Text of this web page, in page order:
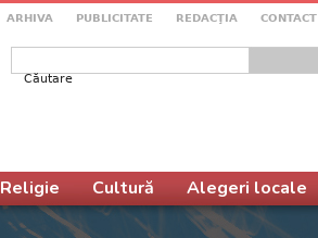
ARHIVA PUBLICITATE REDACŢIA CONTACT
Formular de căutare
Religie Cultură Alegeri locale